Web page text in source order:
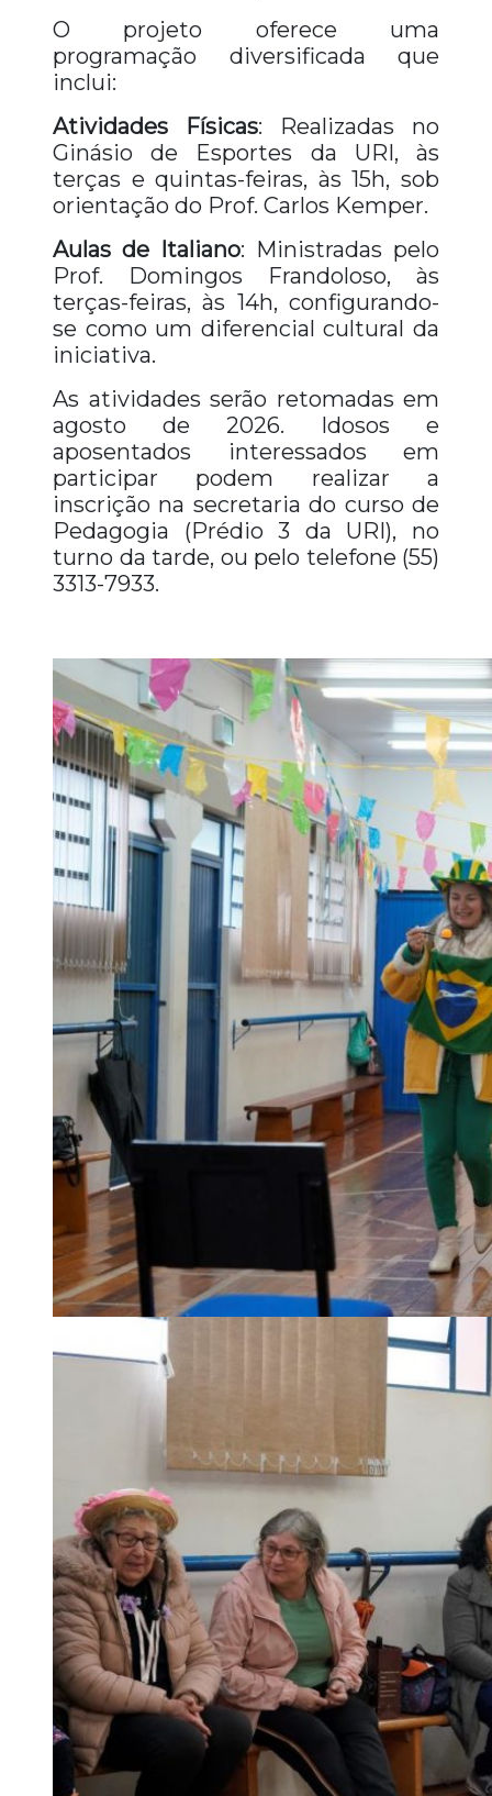
O projeto oferece uma
programação diversificada que
inclui:
Atividades Físicas: Realizadas no
Ginásio de Esportes da URI, às
terças e quintas-feiras, às 15h, sob
orientação do Prof. Carlos Kemper.
Aulas de Italiano: Ministradas pelo
Prof. Domingos Frandoloso, às
terças-feiras, às 14h, configurando-
se como um diferencial cultural da
iniciativa.
As atividades serão retomadas em
agosto de 2026. Idosos e
aposentados interessados em
participar podem realizar a
inscrição na secretaria do curso de
Pedagogia (Prédio 3 da URI), no
turno da tarde, ou pelo telefone (55)
3313-7933.